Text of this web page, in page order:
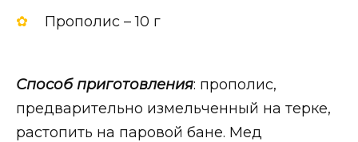
Прополис – 10 г
Способ приготовления: прополис,
предварительно измельченный на терке,
растопить на паровой бане. Мед